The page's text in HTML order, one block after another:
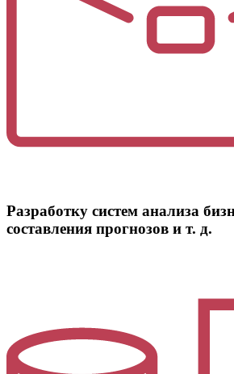
Разработку систем анализа
составления прогнозов и т. д.